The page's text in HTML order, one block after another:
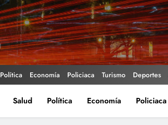
Política Economía Policiaca Turismo Deportes
Salud Política Economía Policiaca